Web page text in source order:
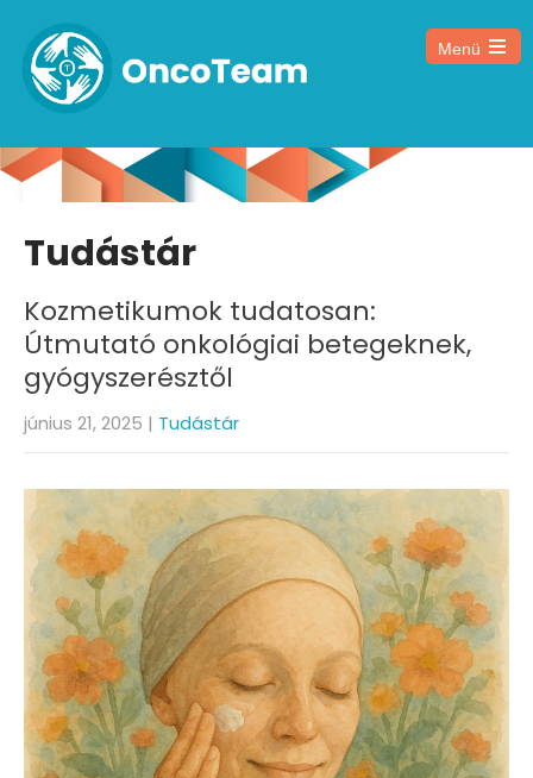
Menü
Tudástár
Kozmetikumok tudatosan:
Útmutató onkológiai betegeknek,
gyógyszerésztől
június 21, 2025 | Tudástár